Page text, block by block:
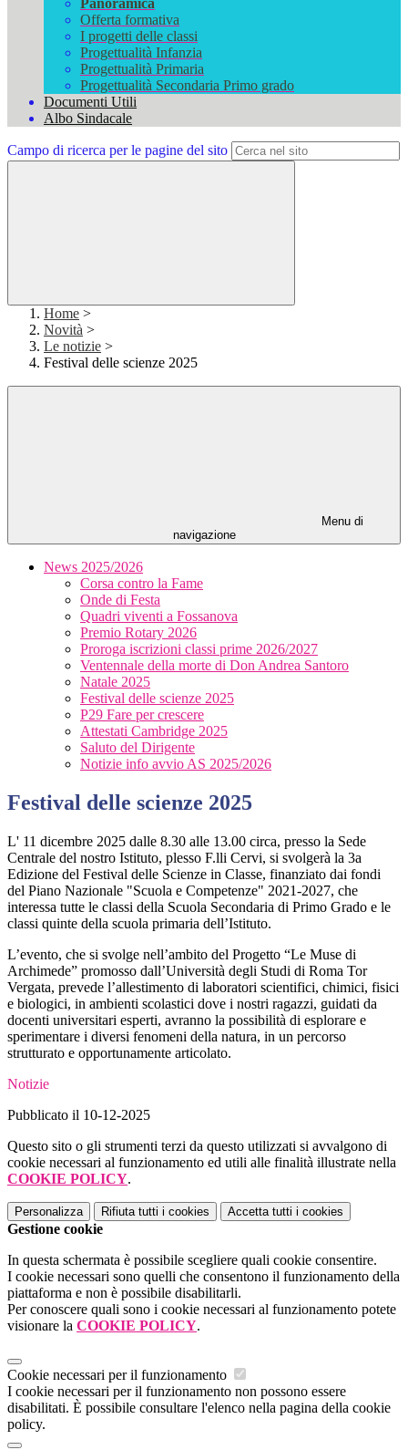
Panoramica
Offerta formativa
I progetti delle classi
Progettualità Infanzia
Progettualità Primaria
Progettualità Secondaria Primo grado
Documenti Utili
Albo Sindacale
Campo di ricerca per le pagine del sito
Home >
Novità >
Le notizie >
Festival delle scienze 2025
Menu di
navigazione
News 2025/2026
Corsa contro la Fame
Onde di Festa
Quadri viventi a Fossanova
Premio Rotary 2026
Proroga iscrizioni classi prime 2026/2027
Ventennale della morte di Don Andrea Santoro
Natale 2025
Festival delle scienze 2025
P29 Fare per crescere
Attestati Cambridge 2025
Saluto del Dirigente
Notizie info avvio AS 2025/2026
Festival delle scienze 2025
L' 11 dicembre 2025 dalle 8.30 alle 13.00 circa, presso la Sede
Centrale del nostro Istituto, plesso F.lli Cervi, si svolgerà la 3a
Edizione del Festival delle Scienze in Classe, finanziato dai fondi
del Piano Nazionale "Scuola e Competenze" 2021-2027, che
interessa tutte le classi della Scuola Secondaria di Primo Grado e le
classi quinte della scuola primaria dell’Istituto.
L’evento, che si svolge nell’ambito del Progetto “Le Muse di
Archimede” promosso dall’Università degli Studi di Roma Tor
Vergata, prevede l’allestimento di laboratori scientifici, chimici, fisici
e biologici, in ambienti scolastici dove i nostri ragazzi, guidati da
docenti universitari esperti, avranno la possibilità di esplorare e
sperimentare i diversi fenomeni della natura, in un percorso
strutturato e opportunamente articolato.
Notizie
Pubblicato il 10-12-2025
Questo sito o gli strumenti terzi da questo utilizzati si avvalgono di
cookie necessari al funzionamento ed utili alle finalità illustrate nella
COOKIE POLICY.
Personalizza Rifiuta tutti i cookies Accetta tutti i cookies
Gestione cookie
In questa schermata è possibile scegliere quali cookie consentire.
I cookie necessari sono quelli che consentono il funzionamento della
piattaforma e non è possibile disabilitarli.
Per conoscere quali sono i cookie necessari al funzionamento potete
visionare la COOKIE POLICY.
Cookie necessari per il funzionamento
I cookie necessari per il funzionamento non possono essere
disabilitati. È possibile consultare l'elenco nella pagina della cookie
policy.